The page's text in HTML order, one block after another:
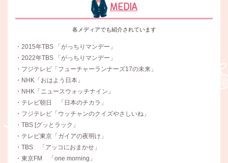
MEDIA
各メディアでも紹介されています
・2015年TBS 「がっちりマンデー」
・2022年TBS 「がっちりマンデー」
・フジテレビ「フューチャーランナーズ17の未来」
・NHK「おはよう日本」
・NHK「ニュースウォッチナイン」
・テレビ朝日 「日本のチカラ」
・フジテレビ「ウッチャンのクイズやさしいね」
・TBS [グッとラック」
・テレビ東京「ガイアの夜明け」
・TBS 「アッコにおまかせ」
・東京FM 「one morning」